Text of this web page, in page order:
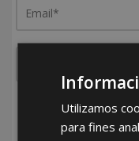
¿De
Utilizamos
para fines